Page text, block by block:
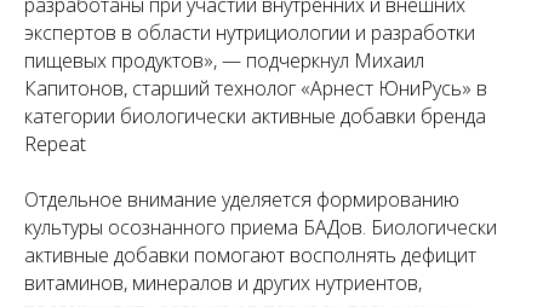
экспертов в области нутрициологии и разработки
пищевых продуктов»,— подчеркнул Михаил
Капитонов, старший технолог «Арнест ЮниРусь» в
категории биологически активные добавки бренда
Repeat
Отдельное внимание уделяется формированию
культуры осознанного приема БАДов. Биологически
активные добавки помогают восполнять дефицит
витаминов, минералов и других нутриентов,